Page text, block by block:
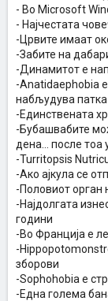
- Во Microsoft
- Најчестата
-Црвите имаат
-Забите на
-Динамитот е
-Anatidaеphobia
набљудува патка
-Единствената
-Бубашвабите
дена... после тоа
-Turritopsis
-Ако ајкула се
-Половиот орган
-Најдолгата
години
-Во Франција е
-
зборови
-Sophohobia е
-Една голема